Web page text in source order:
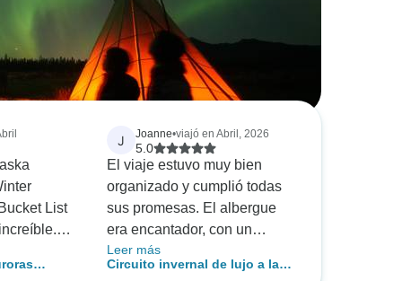
List
viaje
J Joanne•viajó en Abril, 2026
5.0
El viaje estuvo muy bien
organizado y cumplió todas
sus promesas. El albergue
era encantador, con un
personal servicial, positivo y
maravilloso que se aseguró
Leer más
Circuito invernal de lujo a las